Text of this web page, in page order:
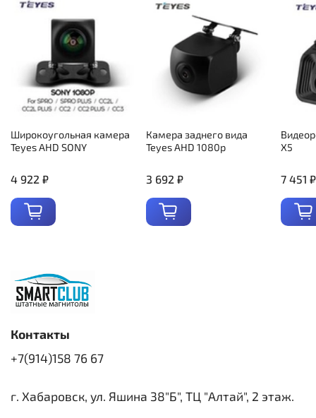
Широкоугольная камера
Teyes AHD SONY
4 922 ₽
Камера заднего вида
Teyes AHD 1080p
3 692 ₽
X5
7 451 ₽
Контакты
+7(914)158 76 67
г. Хабаровск, ул. Яшина 38"Б", ТЦ "Алтай", 2 этаж.